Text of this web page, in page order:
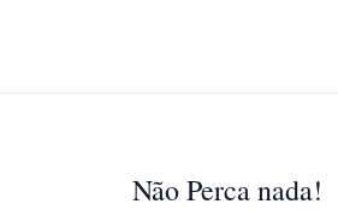
Não Perca nada!